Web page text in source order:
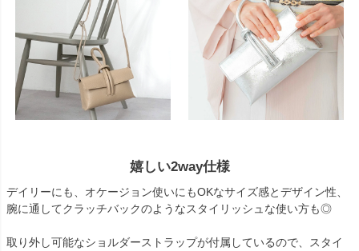
嬉しい2way仕様
デイリーにも、オケージョン使いにもOKなサイズ感とデザイン性、
腕に通してクラッチバックのようなスタイリッシュな使い方も◎
取り外し可能なショルダーストラップが付属しているので、スタイ